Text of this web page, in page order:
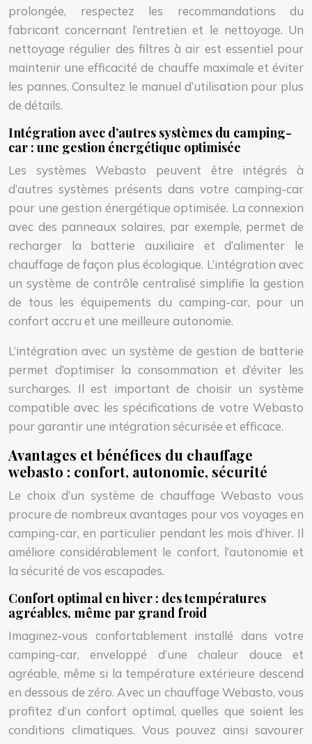
prolongée, respectez les recommandations du
fabricant concernant l’entretien et le nettoyage. Un
nettoyage régulier des filtres à air est essentiel pour
maintenir une efficacité de chauffe maximale et éviter
les pannes. Consultez le manuel d’utilisation pour plus
de détails.
Intégration avec d’autres systèmes du camping-
car : une gestion énergétique optimisée
Les systèmes Webasto peuvent être intégrés à
d’autres systèmes présents dans votre camping-car
pour une gestion énergétique optimisée. La connexion
avec des panneaux solaires, par exemple, permet de
recharger la batterie auxiliaire et d’alimenter le
chauffage de façon plus écologique. L’intégration avec
un système de contrôle centralisé simplifie la gestion
de tous les équipements du camping-car, pour un
confort accru et une meilleure autonomie.
L’intégration avec un système de gestion de batterie
permet d’optimiser la consommation et d’éviter les
surcharges. Il est important de choisir un système
compatible avec les spécifications de votre Webasto
pour garantir une intégration sécurisée et efficace.
Avantages et bénéfices du chauffage
webasto : confort, autonomie, sécurité
Le choix d’un système de chauffage Webasto vous
procure de nombreux avantages pour vos voyages en
camping-car, en particulier pendant les mois d’hiver. Il
améliore considérablement le confort, l’autonomie et
la sécurité de vos escapades.
Confort optimal en hiver : des températures
agréables, même par grand froid
Imaginez-vous confortablement installé dans votre
camping-car, enveloppé d’une chaleur douce et
agréable, même si la température extérieure descend
en dessous de zéro. Avec un chauffage Webasto, vous
profitez d’un confort optimal, quelles que soient les
conditions climatiques. Vous pouvez ainsi savourer